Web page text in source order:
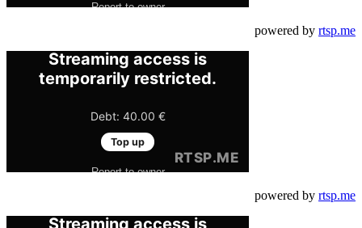
powered by rtsp.me
powered by rtsp.me